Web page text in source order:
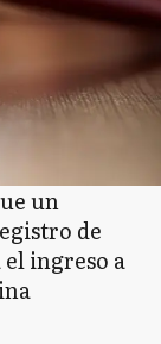
un
de
ingreso a